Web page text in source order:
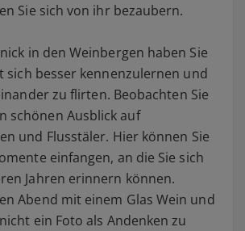
Sie sich von ihr bezaubern.
in den Weinbergen haben Sie
sich besser kennenzulernen und
zu flirten. Beobachten Sie
schönen Ausblick auf
und Flusstäler. Hier können Sie
einfangen, an die Sie sich
Jahren erinnern können.
Abend mit einem Glas Wein und
ein Foto als Andenken zu